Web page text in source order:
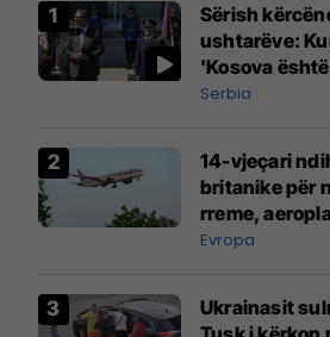
Sërish
ushtarëve:
'Kosova
Serbia
14-vjeçari
britanike për
rreme,
ngritën në ajër
Mançesterit
Evropa
Ukrainasit